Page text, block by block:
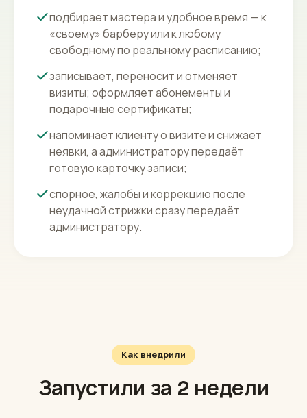
подбирает мастера и удобное время — к
«своему» барберу или к любому
свободному по реальному расписанию;
записывает, переносит и отменяет
визиты; оформляет абонементы и
подарочные сертификаты;
напоминает клиенту о визите и снижает
неявки, а администратору передаёт
готовую карточку записи;
спорное, жалобы и коррекцию после
неудачной стрижки сразу передаёт
администратору.
Как внедрили
Запустили за 2 недели